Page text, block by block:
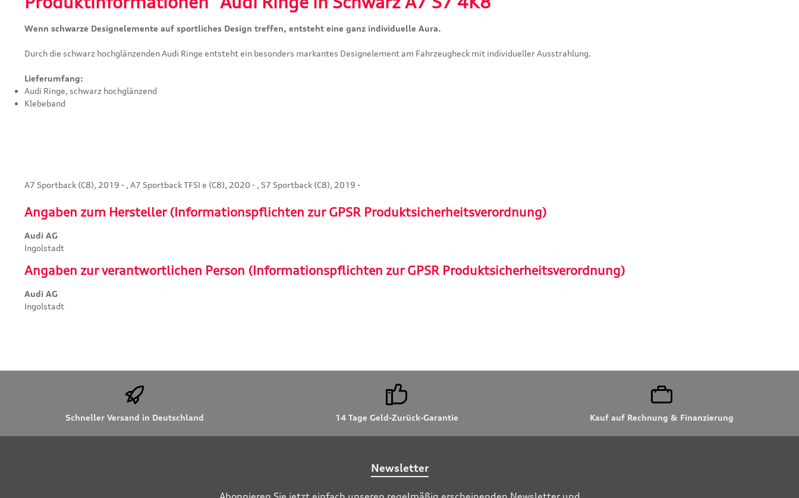
Wenn schwarze Designelemente auf sportliches Design treffen, entsteht eine ganz individuelle Aura.
Durch die schwarz hochglänzenden Audi Ringe entsteht ein besonders markantes Designelement am Fahrzeugheck mit individueller Ausstrahlung.
Lieferumfang:
Audi Ringe, schwarz hochglänzend
Klebeband
A7 Sportback (C8), 2019 - , A7 Sportback TFSI e (C8), 2020 - , S7 Sportback (C8), 2019 -
Angaben zum Hersteller (Informationspflichten zur GPSR Produktsicherheitsverordnung)
Audi AG
Ingolstadt
Angaben zur verantwortlichen Person (Informationspflichten zur GPSR Produktsicherheitsverordnung)
Audi AG
Ingolstadt
Schneller Versand in Deutschland 14 Tage Geld-Zurück-Garantie Kauf auf Rechnung & Finanzierung
Newsletter